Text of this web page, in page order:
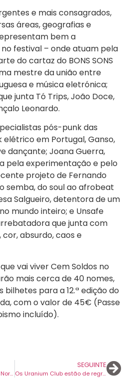
e mais consagrados,
áreas, geografias e
bem a
festival – onde atuam pela
do cartaz do BONS SONS
mestre da união entre
e música eletrónica;
junta Tó Trips, João Doce,
Leonardo.
pós-punk das
em Portugal, Ganso,
dançante; Joana Guerra,
pela experimentação e pelo
projeto de Fernando
semba, do soul ao afrobeat
Salgueiro, detentora de um
mundo inteiro; e Unsafe
que junta com
absurdo, caos e
vai viver Cem Soldos no
mais cerca de 40 nomes,
para a 12.ª edição do
com o valor de 45€ (Passe
incluído).
‘Visions’ é o novo álbum de Norah Jones. O nono disco da compositora chega em março.
SEGUINTE
Os Uranium Club estão de regresso com novo disco. Primeiro avanço chama-se “Small Grey Man”.